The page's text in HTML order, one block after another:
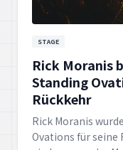
STAGE
Rick Moranis
Standing
Rückkehr
Rick Moranis
Ovations für seine